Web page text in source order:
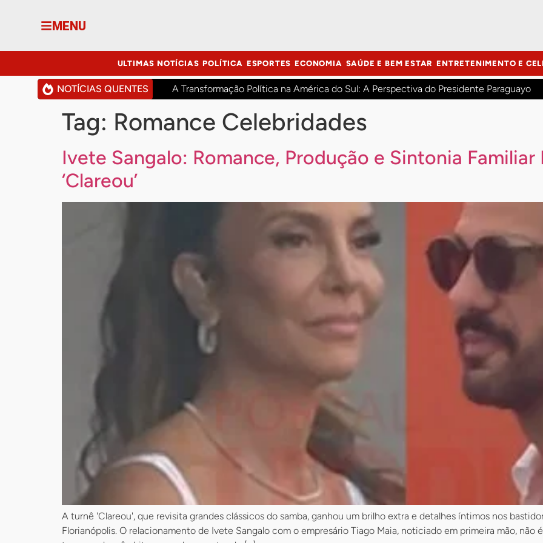
MENU
ULTIMAS NOTÍCIAS POLÍTICA ESPORTES ECONOMIA SAÚDE E BEM ESTAR ENTRETENIMENTO E
NOTÍCIAS QUENTES A Transformação Política na América do Sul: A Perspectiva do Presidente Paraguayo
Tag: Romance Celebridades
Ivete Sangalo: Romance, Produção e Sintonia Familiar
‘Clareou’
A turnê 'Clareou', que revisita grandes clássicos do samba, ganhou um brilho extra e detalhes íntimos nos
Florianópolis. O relacionamento de Ivete Sangalo com o empresário Tiago Maia, noticiado em primeira mão, não